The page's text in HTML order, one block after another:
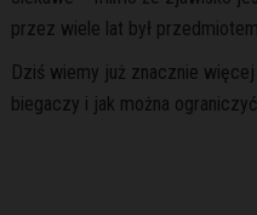
przez wiele lat był
Dziś wiemy już znacznie
biegaczy i jak można